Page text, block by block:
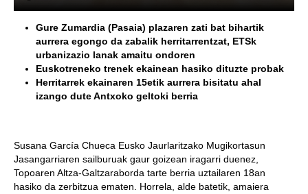
Gure Zumardia (Pasaia) plazaren zati bat bihartik
aurrera egongo da zabalik herritarrentzat, ETSk
urbanizazio lanak amaitu ondoren
Euskotreneko trenek ekainean hasiko dituzte probak
Herritarrek ekainaren 15etik aurrera bisitatu ahal
izango dute Antxoko geltoki berria
Susana García Chueca Eusko Jaurlaritzako Mugikortasun
Jasangarriaren sailburuak gaur goizean iragarri duenez,
Topoaren Altza-Galtzaraborda tarte berria uztailaren 18an
hasiko da zerbitzua ematen. Horrela, alde batetik, amaiera